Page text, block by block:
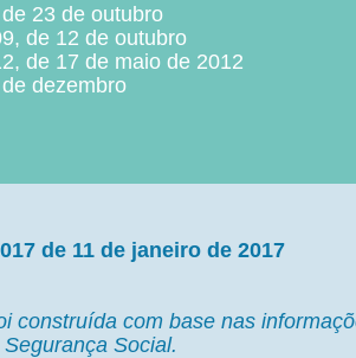
23 de outubro
de 12 de outubro
de 17 de maio de 2012
dezembro
de 11 de janeiro de 2017
construída com base nas
Social.